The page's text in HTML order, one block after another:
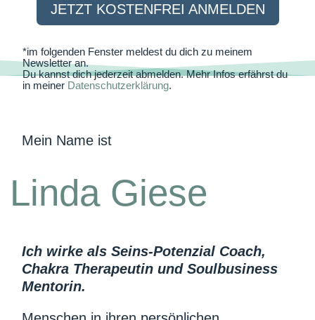
JETZT KOSTENFREI ANMELDEN
*im folgenden Fenster meldest du dich zu meinem
Newsletter an.
Du kannst dich jederzeit abmelden. Mehr Infos erfährst du
in meiner Datenschutzerklärung.
Mein Name ist
Linda Giese
Ich wirke als Seins-Potenzial Coach,
Chakra Therapeutin und Soulbusiness
Mentorin.